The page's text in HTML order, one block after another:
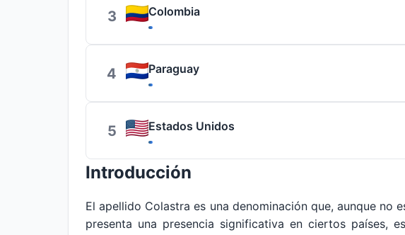
3 Colombia
4 Paraguay
5 Estados Unidos
Introducción
El apellido Colastra es una denominación que, aunque no
presenta una presencia significativa en ciertos países,